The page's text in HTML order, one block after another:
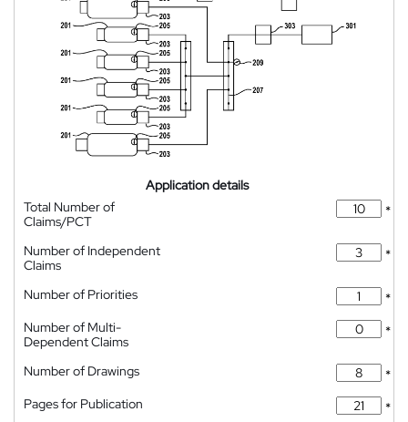
Application details
Total Number of
Claims/PCT
*
Number of Independent
Claims
*
Number of Priorities
*
Number of Multi-
Dependent Claims
*
Number of Drawings
*
Pages for Publication
*